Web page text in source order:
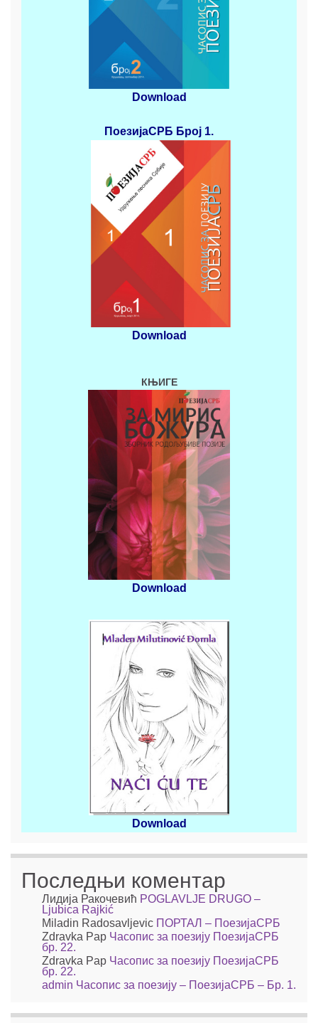
Download
ПоезијаСРБ Број 1.
Download
КЊИГЕ
Download
Download
Последњи коментар
Лидија Ракочевић POGLAVLJE DRUGO –
Ljubica Rajkić
Miladin Radosavljevic ПОРТАЛ – ПоезијаСРБ
Zdravka Pap Часопис за поезију ПоезијаСРБ
бр. 22.
Zdravka Pap Часопис за поезију ПоезијаСРБ
бр. 22.
admin Часопис за поезију – ПоезијаСРБ – Бр. 1.